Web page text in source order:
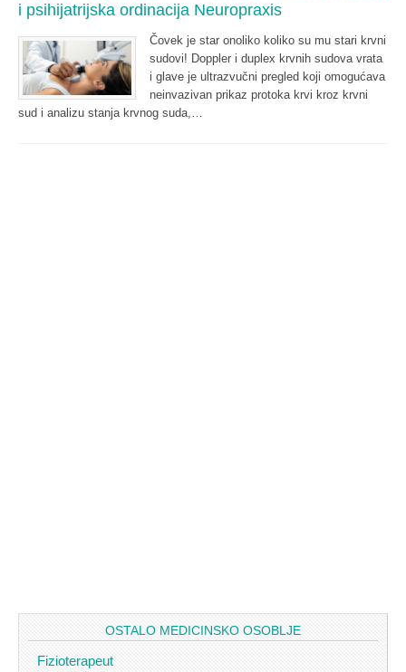
i psihijatrijska ordinacija Neuropraxis
Čovek je star onoliko koliko su mu stari krvni
sudovi! Doppler i duplex krvnih sudova vrata
i glave je ultrazvučni pregled koji omogućava
neinvazivan prikaz protoka krvi kroz krvni
sud i analizu stanja krvnog suda,…
OSTALO MEDICINSKO OSOBLJE
Fizioterapeut